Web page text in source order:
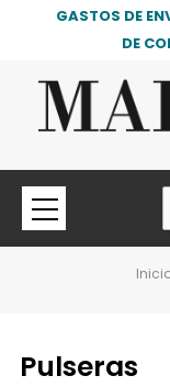
GASTOS DE
DE
Pulseras